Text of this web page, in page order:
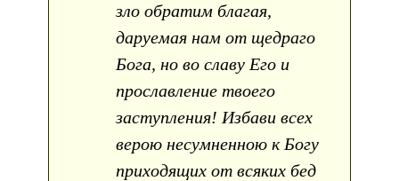
зло обратим благая,
даруемая нам от щедраго
Бога, но во славу Его и
прославление твоего
заступления! Избави всех
верою несумненною к Богу
приходящих от всяких бед